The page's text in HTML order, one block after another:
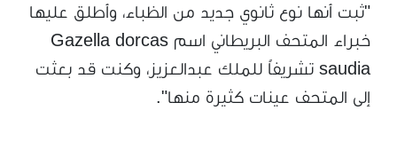
"ثبت أنها نوع ثانوي جديد من الظباء، وأطلق عليها
خبراء المتحف البريطاني اسم Gazella dorcas
saudia تشريفاً للملك عبدالعزيز، وكنت قد بعثت
إلى المتحف عينات كثيرة منها".